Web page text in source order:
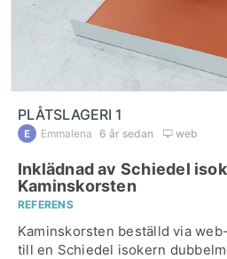
PLÅTSLAGERI 1
Emmalena 6 år sedan web
Inklädnad av Schiedel
Kaminskorsten
REFERENS
Kaminskorsten beställd via
till en Schiedel isokern